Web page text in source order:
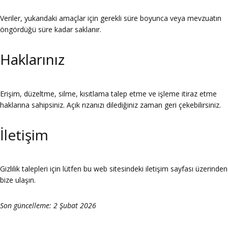
Veriler, yukarıdaki amaçlar için gerekli süre boyunca veya mevzuatın
öngördüğü süre kadar saklanır.
Haklarınız
Erişim, düzeltme, silme, kısıtlama talep etme ve işleme itiraz etme
haklarına sahipsiniz. Açık rızanızı dilediğiniz zaman geri çekebilirsiniz.
İletişim
Gizlilik talepleri için lütfen bu web sitesindeki iletişim sayfası üzerinden
bize ulaşın.
Son güncelleme: 2 Şubat 2026